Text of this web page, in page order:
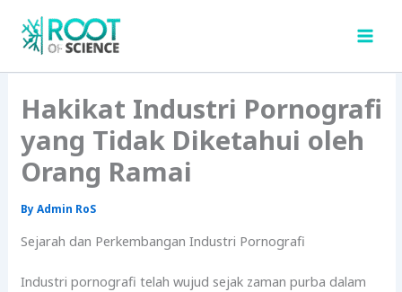
content
Hakikat Industri Pornografi
yang Tidak Diketahui oleh
Orang Ramai
ByAdmin RoS
Sejarah dan Perkembangan Industri Pornografi
Industri pornografi telah wujud sejak zaman purba dalam